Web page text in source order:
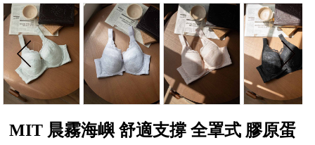
MIT 晨霧海嶼 舒適支撐 全罩式 膠原蛋